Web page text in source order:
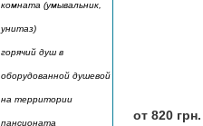
комната (умывальник,
унитаз)
горячий душ в
оборудованной душевой
на территории
пансионата
от 820 грн.